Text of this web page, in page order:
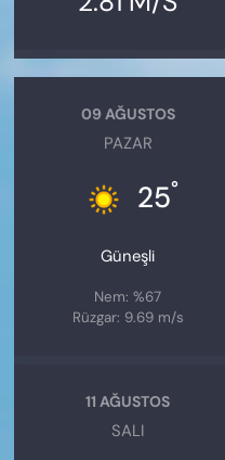
09 AĞUSTOS
PAZAR
25°
Güneşli
Nem: %67
Rüzgar: 9.69 m/s
11 AĞUSTOS
SALI